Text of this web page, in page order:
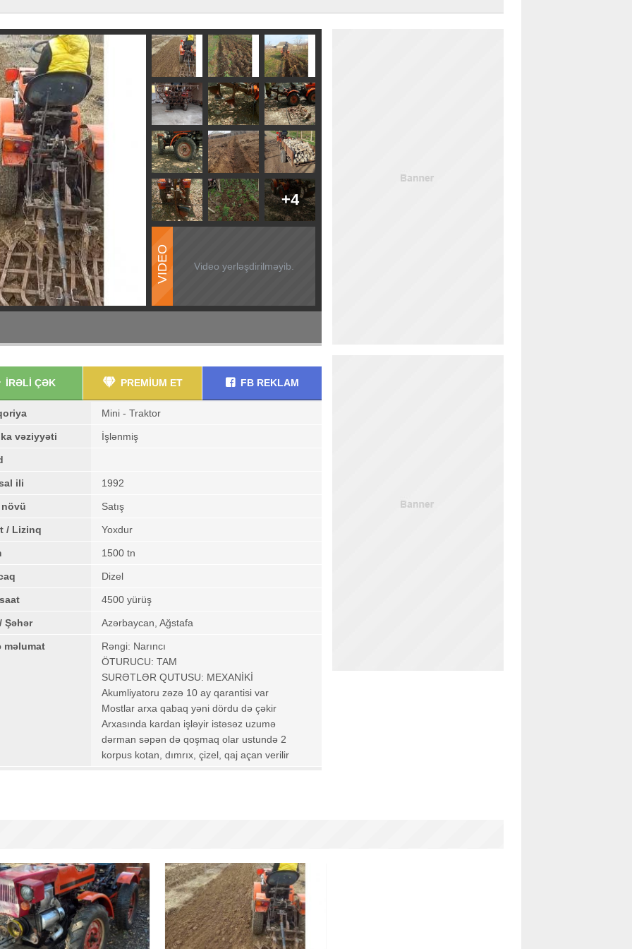
+4
VIDEO Video yerləşdirilməyib.
İRƏLİ ÇƏK PREMİUM ET FB REKLAM
Mini - Traktor
vəziyyəti İşlənmiş
ili 1992
növü Satış
/ Lizinq Yoxdur
1500 tn
Dizel
4500 yürüş
Şəhər Azərbaycan, Ağstafa
məlumat
Rəngi: Narıncı
ÖTURUCU: TAM
SURƏTLƏR QUTUSU: MEXANİKİ
Akumliyatoru zəzə 10 ay qarantisi var
Mostlar arxa qabaq yəni dördu də çəkir
Arxasında kardan işləyir istəsəz uzumə
dərman səpən də qoşmaq olar ustundə 2
korpus kotan, dımrıx, çizel, qaj açan verilir